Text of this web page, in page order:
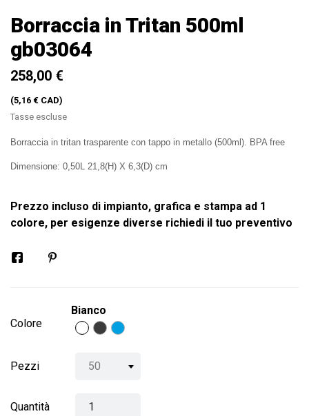
Borraccia in Tritan 500ml
gb03064
258,00 €
(5,16 € CAD)
Tasse escluse
Borraccia in tritan trasparente con tappo in metallo (500ml). BPA free
Dimensione: 0,50L 21,8(H) X 6,3(D) cm
Prezzo incluso di impianto, grafica e stampa ad 1
colore, per esigenze diverse richiedi il tuo preventivo
Colore
Bianco
BiancoGrigioCeleste
Pezzi
Quantità